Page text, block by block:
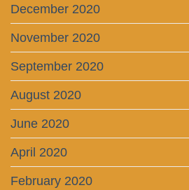
December 2020
November 2020
September 2020
August 2020
June 2020
April 2020
February 2020